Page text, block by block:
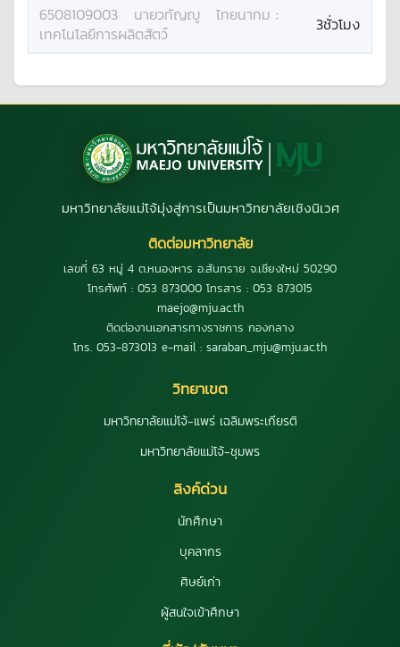
6508109003 นายวทัญญู ไทยนาทม :
เทคโนโลยีการผลิตสัตว์
3ชั่วโมง
มหาวิทยาลัยแม่โจ้มุ่งสู่การเป็นมหาวิทยาลัยเชิงนิเวศ
ติดต่อมหาวิทยาลัย
เลขที่ 63 หมู่ 4 ต.หนองหาร อ.สันทราย จ.เชียงใหม่ 50290
โทรศัพท์ : 053 873000 โทรสาร : 053 873015
maejo@mju.ac.th
ติดต่องานเอกสารทางราชการ กองกลาง
โทร. 053-873013 e-mail : saraban_mju@mju.ac.th
วิทยาเขต
มหาวิทยาลัยแม่โจ้-แพร่ เฉลิมพระเกียรติ
มหาวิทยาลัยแม่โจ้-ชุมพร
ลิงค์ด่วน
นักศึกษา
บุคลากร
ศิษย์เก่า
ผู้สนใจเข้าศึกษา